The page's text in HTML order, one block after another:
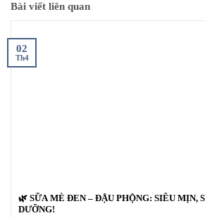
Bài viết liên quan
🌿 SỮA MÈ ĐEN – ĐẬU PHỘNG: SIÊU MỊN,
DƯỠNG!
02
Th4